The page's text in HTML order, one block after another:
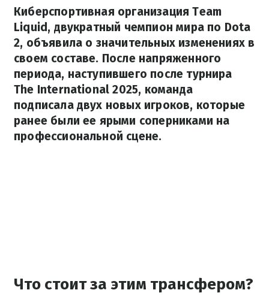
Киберспортивная организация Team
Liquid, двукратный чемпион мира по Dota
2, объявила о значительных изменениях в
своем составе. После напряженного
периода, наступившего после турнира
The International 2025, команда
подписала двух новых игроков, которые
ранее были ее ярыми соперниками на
профессиональной сцене.
Что стоит за этим трансфером?